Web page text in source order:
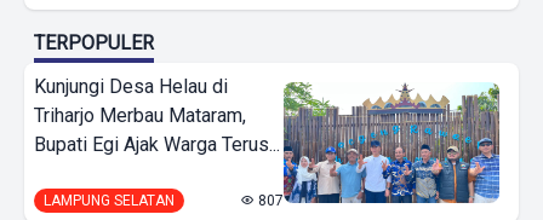
TERPOPULER
Kunjungi Desa Helau di
Triharjo Merbau Mataram,
Bupati Egi Ajak Warga Terus...
LAMPUNG SELATAN 807